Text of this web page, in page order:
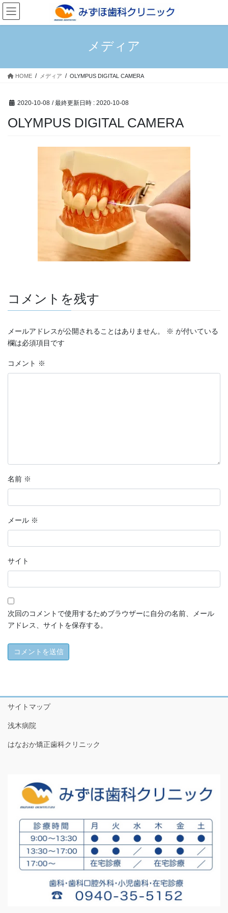
コ
ン
テ
ス
ナ
ビ
ゲ
ン
メディア
HOME メディア OLYMPUS DIGITAL CAMERA
2020-10-08 / 最終更新日時 : 2020-10-08
OLYMPUS DIGITAL CAMERA
コメントを残す
メールアドレスが公開されることはありません。 ※ が付いている
欄は必須項目です
コメント ※
名前 ※
メール ※
サイト
次回のコメントで使用するためブラウザーに自分の名前、メール
アドレス、サイトを保存する。
サイトマップ
浅木病院
はなおか矯正歯科クリニック